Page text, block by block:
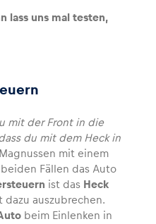
Alle anzeigen
lass uns mal testen,
mit der Front in die
du mit dem Heck in
mit einem
Fällen das Auto
ist das Heck
dazu auszubrechen.
beim Einlenken in